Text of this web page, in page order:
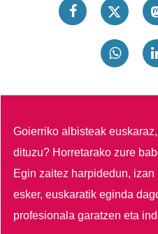
Goierriko albisteak
dituzu? Horretarako zure
Egin zaitez harpidedun,
esker, euskaratik eginda
profesionala garatzen eta